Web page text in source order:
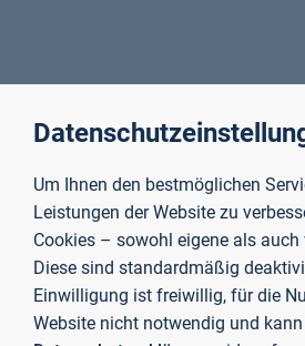
Um Ihnen den bestmöglichen
Leistungen der Website zu
Cookies – sowohl eigene als
Diese sind standardmäßig
Einwilligung ist freiwillig, für die
Website nicht notwendig und